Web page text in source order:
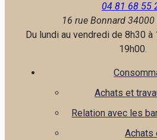
04 81 68 55
16 rue Bonnard 34000
Du lundi au vendredi de 8h30
19h00.
Achats et
Relation avec les
Achats